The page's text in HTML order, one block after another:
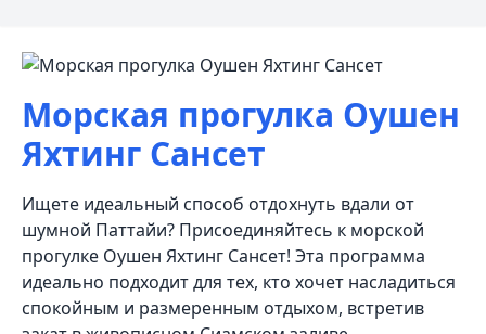
Морская прогулка Оушен
Яхтинг Сансет
Ищете идеальный способ отдохнуть вдали от
шумной Паттайи? Присоединяйтесь к морской
прогулке Оушен Яхтинг Сансет! Эта программа
идеально подходит для тех, кто хочет насладиться
спокойным и размеренным отдыхом, встретив